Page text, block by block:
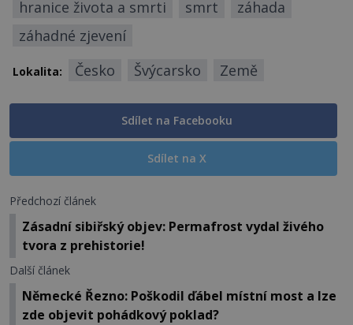
hranice života a smrti
smrt
záhada
záhadné zjevení
Lokalita: Česko Švýcarsko Země
Sdílet na Facebooku
Sdílet na X
Předchozí článek
Zásadní sibiřský objev: Permafrost vydal živého
tvora z prehistorie!
Další článek
Německé Řezno: Poškodil ďábel místní most a lze
zde objevit pohádkový poklad?